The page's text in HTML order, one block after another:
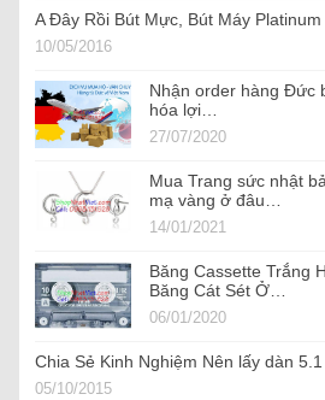
A Đây Rồi Bút Mực, Bút Máy
10/05/2016
Nhận order hàng Đức
hóa lợi…
27/07/2020
Mua Trang sức nhật
mạ vàng ở đâu…
14/01/2021
Băng Cassette Trắng
Băng Cát Sét Ở…
06/01/2020
Chia Sẻ Kinh Nghiệm Nên lấy dàn
05/10/2015